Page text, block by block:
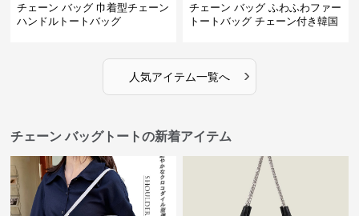
チェーン バッグ 巾着型チェーン
ハンドルトートバッグ
チェーン バッグ ふわふわファー
トートバッグ チェーン付き韓国
人気アイテム一覧へ ›
チェーン バッグトートの新着アイテム